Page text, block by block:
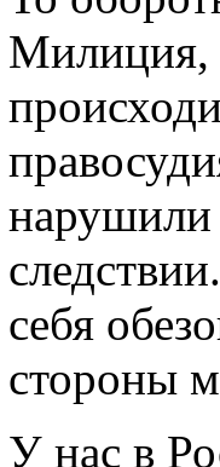
Милиция,
нарушили
себя
стороны
У нас в